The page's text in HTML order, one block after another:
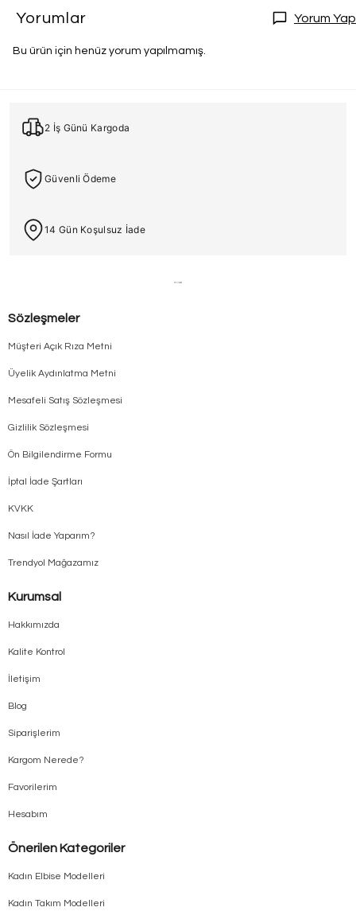
Yorumlar Yorum Yap
Bu ürün için henüz yorum yapılmamış.
2 İş Günü Kargoda
Güvenli Ödeme
14 Gün Koşulsuz İade
Sözleşmeler
Müşteri Açık Rıza Metni
Üyelik Aydınlatma Metni
Mesafeli Satış Sözleşmesi
Gizlilik Sözleşmesi
Ön Bilgilendirme Formu
İptal İade Şartları
KVKK
Nasıl İade Yaparım?
Trendyol Mağazamız
Kurumsal
Hakkımızda
Kalite Kontrol
İletişim
Blog
Siparişlerim
Kargom Nerede?
Favorilerim
Hesabım
Önerilen Kategoriler
Kadın Elbise Modelleri
Kadın Takım Modelleri